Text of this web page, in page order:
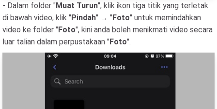
- Dalam folder "Muat Turun", klik ikon tiga titik yang terletak
di bawah video, klik "Pindah" → "Foto" untuk memindahkan
video ke folder "Foto", kini anda boleh menikmati video secara
luar talian dalam perpustakaan "Foto".